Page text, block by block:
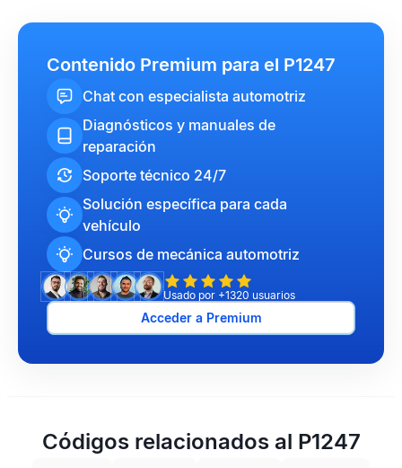
Contenido Premium para el P1247
Chat con especialista automotriz
Diagnósticos y manuales de
reparación
Soporte técnico 24/7
Solución específica para cada
vehículo
Cursos de mecánica automotriz
Usado por +1320 usuarios
Acceder a Premium
Códigos relacionados al P1247